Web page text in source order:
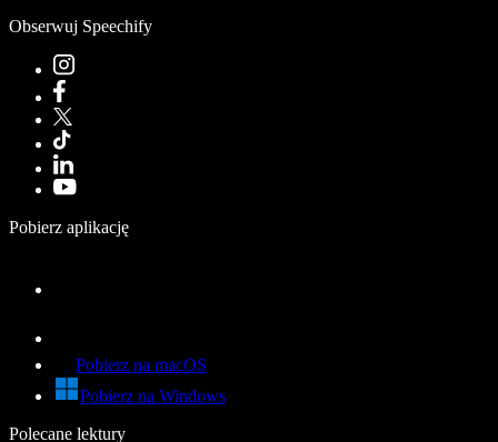
Obserwuj Speechify
Pobierz aplikację
Pobierz na macOS
Pobierz na Windows
Polecane lektury